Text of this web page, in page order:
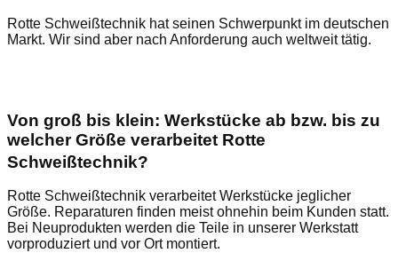
Rotte Schweißtechnik hat seinen Schwerpunkt im deutschen
Markt. Wir sind aber nach Anforderung auch weltweit tätig.
Von groß bis klein: Werkstücke ab bzw. bis zu
welcher Größe verarbeitet Rotte
Schweißtechnik?
Rotte Schweißtechnik verarbeitet Werkstücke jeglicher
Größe. Reparaturen finden meist ohnehin beim Kunden statt.
Bei Neuprodukten werden die Teile in unserer Werkstatt
vorproduziert und vor Ort montiert.